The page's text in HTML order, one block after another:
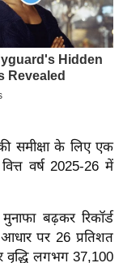
की समीक्षा के लिए एक
वर्ष 2025-26 में
बढ़कर रिकॉर्ड
पर 26 प्रतिशत
वृद्धि लगभग 37,100